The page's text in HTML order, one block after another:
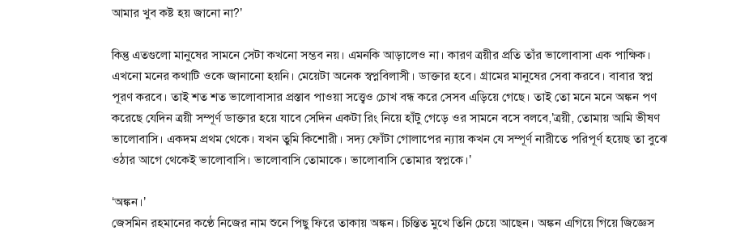
আমার খুব কষ্ট হয় জানো না?’
কিন্তু এতগুলো মানুষের সামনে সেটা কখনো সম্ভব নয়। এমনকি আড়ালেও না। কারণ ত্রয়ীর প্রতি তাঁর ভালোবাসা এক পাক্ষিক।
এখনো মনের কথাটি ওকে জানানো হয়নি। মেয়েটা অনেক স্বপ্নবিলাসী। ডাক্তার হবে। গ্রামের মানুষের সেবা করবে। বাবার স্বপ্ন
পূরণ করবে। তাই শত শত ভালোবাসার প্রস্তাব পাওয়া সত্ত্বেও চোখ বন্ধ করে সেসব এড়িয়ে গেছে। তাই তো মনে মনে অঙ্কন পণ
করেছে যেদিন ত্রয়ী সম্পূর্ণ ডাক্তার হয়ে যাবে সেদিন একটা রিং নিয়ে হাঁটু গেড়ে ওর সামনে বসে বলবে,’ত্রয়ী, তোমায় আমি ভীষণ
ভালোবাসি। একদম প্রথম থেকে। যখন তুমি কিশোরী। সদ্য ফোঁটা গোলাপের ন্যায় কখন যে সম্পূর্ণ নারীতে পরিপূর্ণ হয়েছ তা বুঝে
ওঠার আগে থেকেই ভালোবাসি। ভালোবাসি তোমাকে। ভালোবাসি তোমার স্বপ্নকে।’
‘অঙ্কন।’
জেসমিন রহমানের কণ্ঠে নিজের নাম শুনে পিছু ফিরে তাকায় অঙ্কন। চিন্তিত মুখে তিনি চেয়ে আছেন। অঙ্কন এগিয়ে গিয়ে জিজ্ঞেস